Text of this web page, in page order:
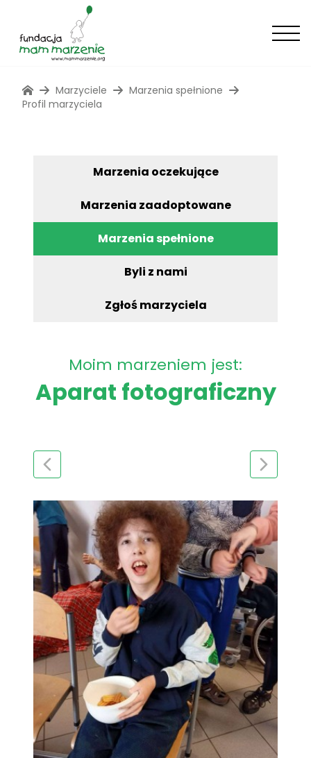
Marzyciele
Marzenia spełnione
Profil marzyciela
Marzenia oczekujące
Marzenia zaadoptowane
Marzenia spełnione
Byli z nami
Zgłoś marzyciela
Moim marzeniem jest:
Aparat fotograficzny